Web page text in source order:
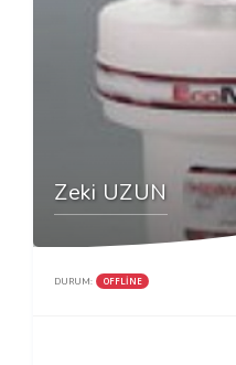
Zeki UZUN
DURUM: OFFLINE